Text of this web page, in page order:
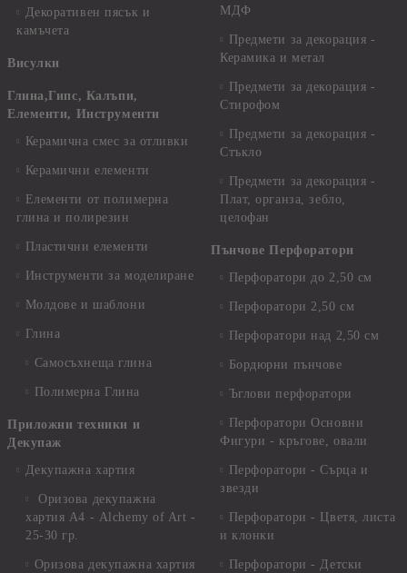
Декоративен пясък и
камъчета
Висулки
Глина,Гипс, Калъпи,
Елементи, Инструменти
Керамична смес за отливки
Керамични елементи
Елементи от полимерна
глина и полирезин
Пластични елементи
Инструменти за моделиране
Молдове и шаблони
Глина
Самосъхнеща глина
Полимерна Глина
Приложни техники и
Декупаж
Декупажна хартия
Оризова декупажна
хартия А4 - Alchemy of Art -
25-30 гр.
Оризова декупажна хартия
МДФ
Предмети за декорация -
Керамика и метал
Предмети за декорация -
Стирофом
Предмети за декорация -
Стъкло
Предмети за декорация -
Плат, органза, зебло,
целофан
Пънчове Перфоратори
Перфоратори до 2,50 см
Перфоратори 2,50 см
Перфоратори над 2,50 см
Бордюрни пънчове
Ъглови перфоратори
Перфоратори Основни
Фигури - кръгове, овали
Перфоратори - Сърца и
звезди
Перфоратори - Цветя, листа
и клонки
Перфоратори - Детски